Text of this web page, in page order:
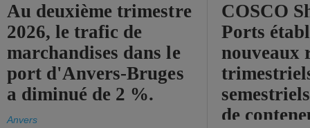
Au deuxième trimestre
2026, le trafic de
marchandises dans le
port d'Anvers-Bruges
a diminué de 2 %.
Anvers
COSCO
Ports
nouveaux
de